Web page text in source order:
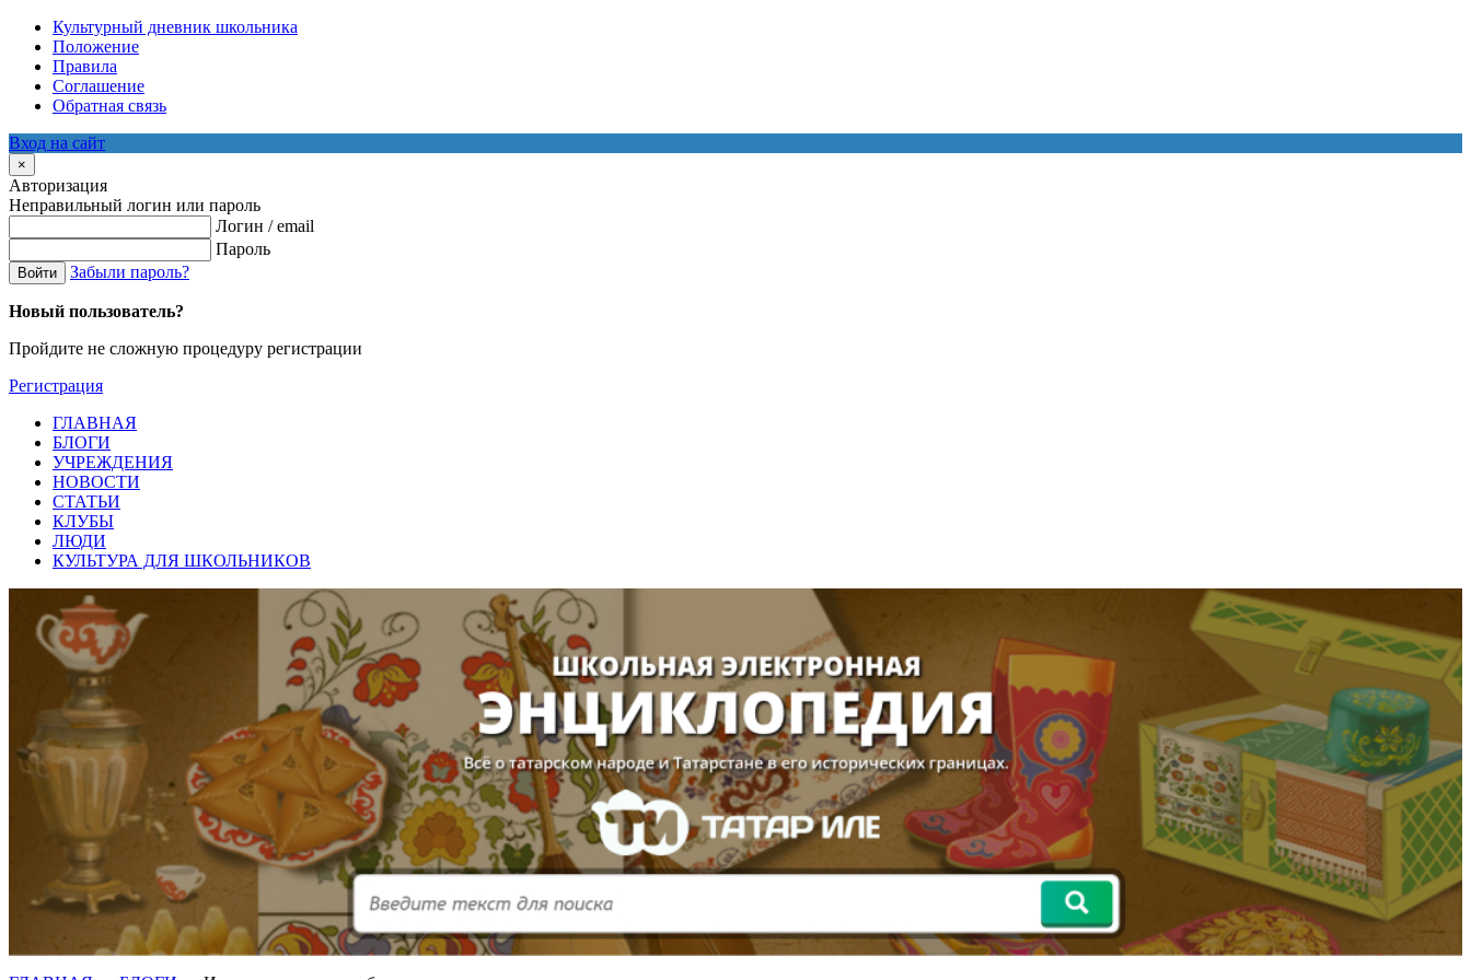
Культурный дневник школьника
Положение
Правила
Соглашение
Обратная связь
Вход на сайт
×
Авторизация
Неправильный логин или пароль
Логин / email
Пароль
Войти Забыли пароль?
Новый пользователь?
Пройдите не сложную процедуру регистрации
Регистрация
ГЛАВНАЯ
БЛОГИ
УЧРЕЖДЕНИЯ
НОВОСТИ
СТАТЬИ
КЛУБЫ
ЛЮДИ
КУЛЬТУРА ДЛЯ ШКОЛЬНИКОВ